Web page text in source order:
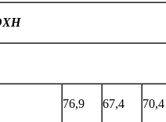
76,9 67,4 70,4